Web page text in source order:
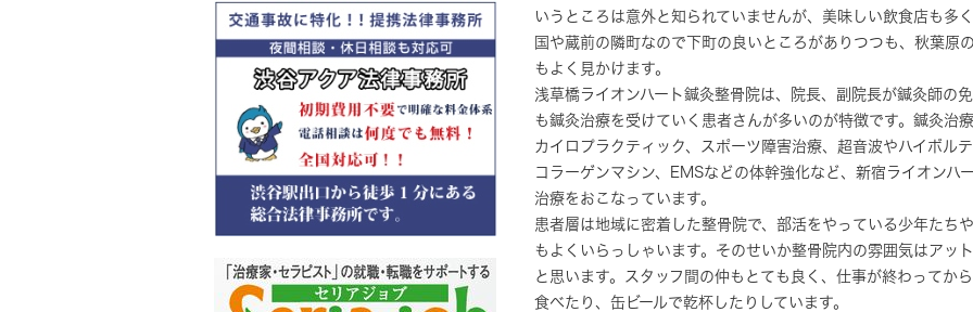
いうところは意外と知られていませんが、美味しい飲食店も多
国や蔵前の隣町なので下町の良いところがありつつも、秋葉原
もよく見かけます。
浅草橋ライオンハート鍼灸整骨院は、院長、副院長が鍼灸師の
も鍼灸治療を受けていく患者さんが多いのが特徴です。鍼灸治
カイロプラクティック、スポーツ障害治療、超音波やハイボル
コラーゲンマシン、EMSなどの体幹強化など、新宿ライオンハ
治療をおこなっています。
患者層は地域に密着した整骨院で、部活をやっている少年たち
もよくいらっしゃいます。そのせいか整骨院内の雰囲気はアッ
と思います。スタッフ間の仲もとても良く、仕事が終わってか
食べたり、缶ビールで乾杯したりしています。